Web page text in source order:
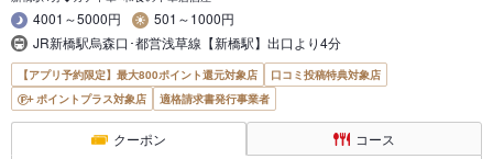
4001～5000円
501～1000円
JR新橋駅烏森口･都営浅草線【新橋駅】出口より4分
【アプリ予約限定】最大800ポイント還元対象店
口コミ投稿特典対象店
ポイントプラス対象店
適格請求書発行事業者
クーポン コース